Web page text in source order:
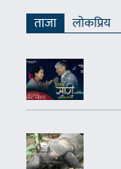
ताजा लाेकप्रिय